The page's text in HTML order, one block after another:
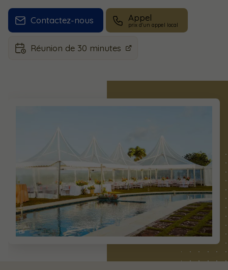
Contactez-nous Appel
Réunion de 30 minutes